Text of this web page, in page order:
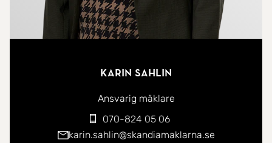
hyreslokaler med gym och restaurang.
det bästa av två världar, en lugn boendemiljö och
dessutom ett stort utbud "direkt utanför dörren" av
restauranger, butiker, caféer, biografer och allt man
kan tänkas behöva. Stureplan med omnejd har
Karin Sahlin
Ansvarig mäklare
070-824 05 06
karin.sahlin@skandiamaklarna.se